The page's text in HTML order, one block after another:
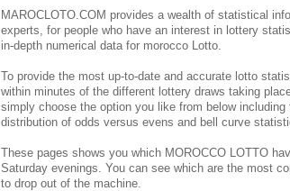
MAROCLOTO.COM provides a wealth of statistical
experts, for people who have an interest in lottery
in-depth numerical data for morocco Lotto.
To provide the most up-to-date and accurate lotto
within minutes of the different lottery draws taking
simply choose the option you like from below
distribution of odds versus evens and bell curve
These pages shows you which MOROCCO LOTTO
Saturday evenings. You can see which are the most
to drop out of the machine.